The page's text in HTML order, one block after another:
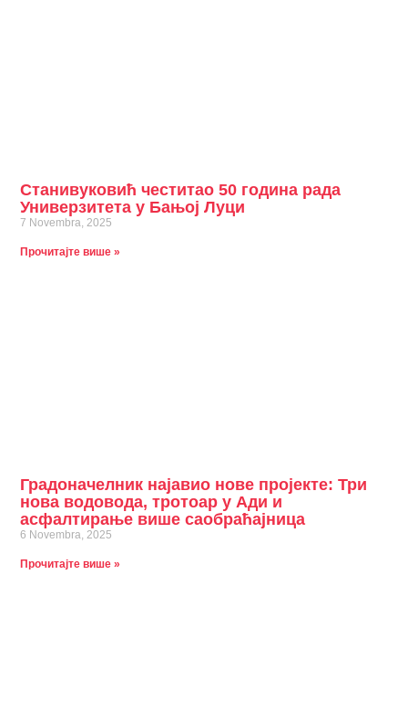
Станивуковић честитао 50 година рада
Универзитета у Бањој Луци
7 Novembra, 2025
Прочитајте више »
Градоначелник најавио нове пројекте: Три
нова водовода, тротоар у Ади и
асфалтирање више саобраћајница
6 Novembra, 2025
Прочитајте више »